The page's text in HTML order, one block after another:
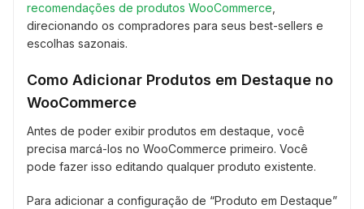
recomendações de produtos WooCommerce
direcionando os compradores para seus best-sellers e
escolhas sazonais.
Como Adicionar Produtos em Destaque no
WooCommerce
Antes de poder exibir produtos em destaque, você
precisa marcá-los no WooCommerce primeiro. Você
pode fazer isso editando qualquer produto existente.
Para adicionar a configuração de “Produto em Destaque”